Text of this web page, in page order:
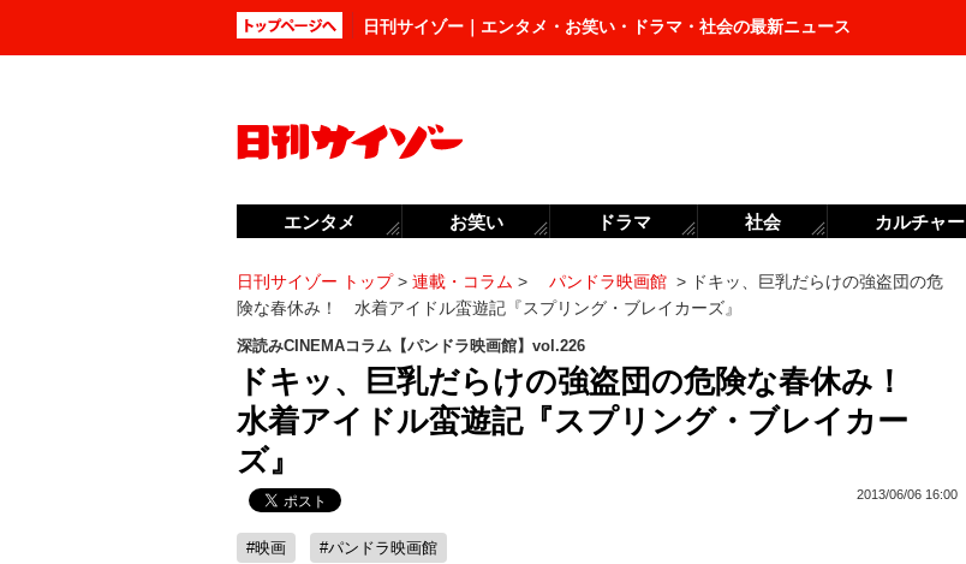
日刊サイゾー｜エンタメ・お笑い・ドラマ・社会の最新ニュース
日刊サイゾー トップ> 連載・コラム > パンドラ映画館 > ドキッ、巨乳だらけの強盗団の危
険な春休み！ 水着アイドル蛮遊記『スプリング・ブレイカーズ』
深読みCINEMAコラム【パンドラ映画館】vol.226
ドキッ、巨乳だらけの強盗団の危険な春休み！
水着アイドル蛮遊記『スプリング・ブレイカー
ズ』
2013/06/06 16:00
#映画 #パンドラ映画館
エンタメ お笑い ドラマ 社会 カルチャー